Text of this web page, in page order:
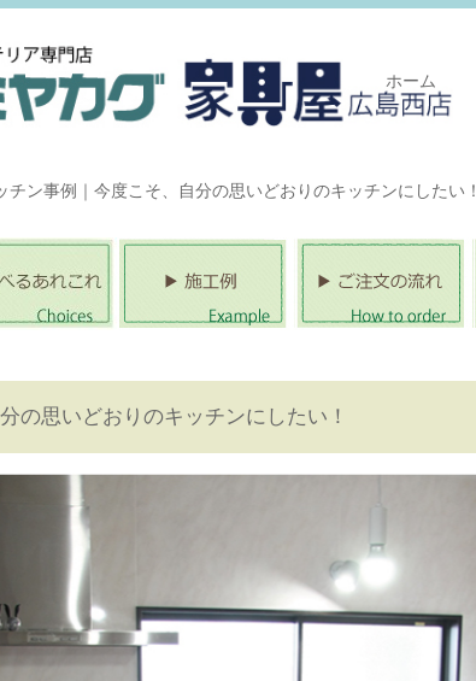
ホーム
チン事例｜今度こそ、自分の思いどおりのキッチンにしたい！
の思いどおりのキッチンにしたい！